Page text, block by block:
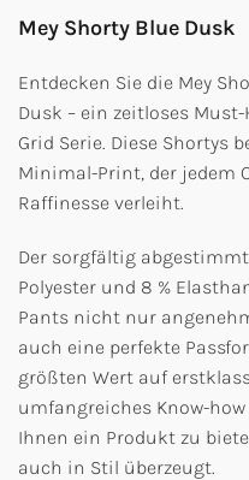
Mey Shorty Blue Dusk
Entdecken Sie die Mey
Dusk – ein zeitloses
Grid Serie. Diese Shortys
Minimal-Print, der jedem
Raffinesse verleiht.
Der sorgfältig
Polyester und 8 %
Pants nicht nur
auch eine perfekte
größten Wert auf
umfangreiches Know-
Ihnen ein Produkt zu
auch in Stil überzeugt.